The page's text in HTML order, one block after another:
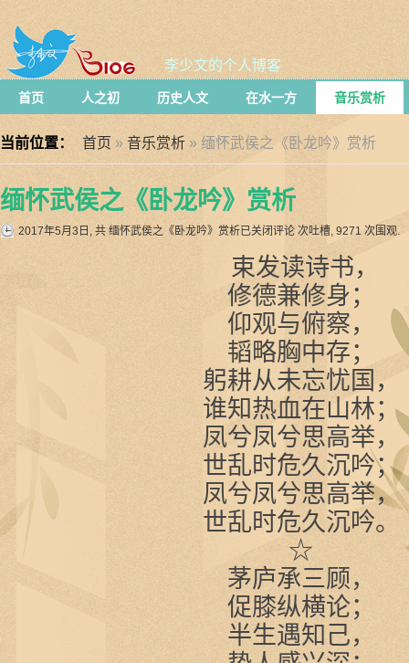
李少文的个人博客
首页 人之初 历史人文 在水一方 音乐赏析
当前位置： 首页 » 音乐赏析 » 缅怀武侯之《卧龙吟》赏析
缅怀武侯之《卧龙吟》赏析
2017年5月3日, 共 缅怀武侯之《卧龙吟》赏析已关闭评论 次吐槽, 9271 次围观.
束发读诗书，
修德兼修身；
仰观与俯察，
韬略胸中存；
躬耕从未忘忧国，
谁知热血在山林；
凤兮凤兮思高举，
世乱时危久沉吟；
凤兮凤兮思高举，
世乱时危久沉吟。
☆
茅庐承三顾，
促膝纵横论；
半生遇知己，